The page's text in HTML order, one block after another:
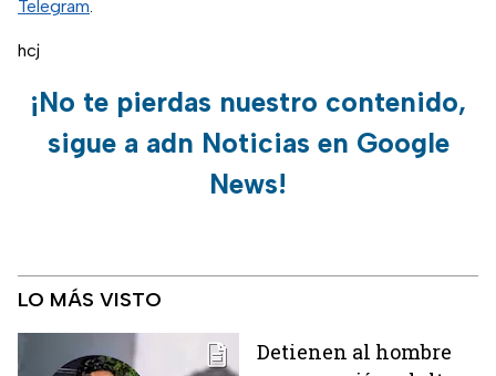
Telegram.
hcj
¡No te pierdas nuestro contenido,
sigue a adn Noticias en Google
News!
LO MÁS VISTO
Detienen al hombre